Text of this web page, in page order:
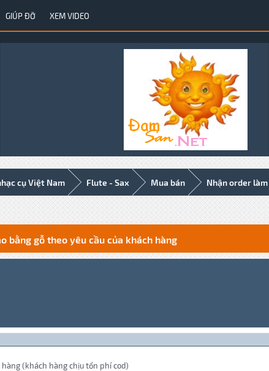
GIÚP ĐỠ XEM VIDEO
cụ Việt Nam Flute - Sax Mua bán
bằng gỗ theo yêu cầu của khách hàng
(khách hàng chịu tổn phí cod)